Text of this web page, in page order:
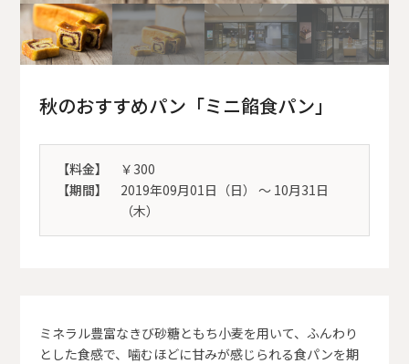
秋のおすすめパン「ミニ餡食パン」
【料金】
￥300
【期間】
2019年09月01日（日） 〜 10月31日
（木）
ミネラル豊富なきび砂糖ともち小麦を用いて、ふんわり
とした食感で、噛むほどに甘みが感じられる食パンを期